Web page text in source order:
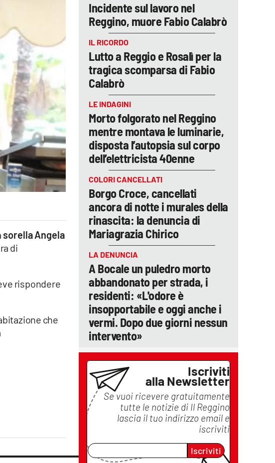
sorella Angela
di
rispondere
che
Incidente sul lavoro nel
Reggino, muore Fabio Calabrò
IL RICORDO
Lutto a Reggio e Rosalì per la
tragica scomparsa di Fabio
Calabrò
LE INDAGINI
Morto folgorato nel Reggino
mentre montava le luminarie,
disposta l’autopsia sul corpo
dell’elettricista 40enne
COLORI CANCELLATI
Borgo Croce, cancellati
ancora di notte i murales della
rinascita: la denuncia di
Mariagrazia Chirico
LA DENUNCIA
A Bocale un puledro morto
abbandonato per strada, i
residenti: «L'odore è
insopportabile e oggi anche i
vermi. Dopo due giorni nessun
intervento»
Iscriviti
alla Newsletter
Se vuoi ricevere gratuitamente
tutte le notizie di Il Reggino
lascia il tuo indirizzo email e
iscriviti
Iscriviti